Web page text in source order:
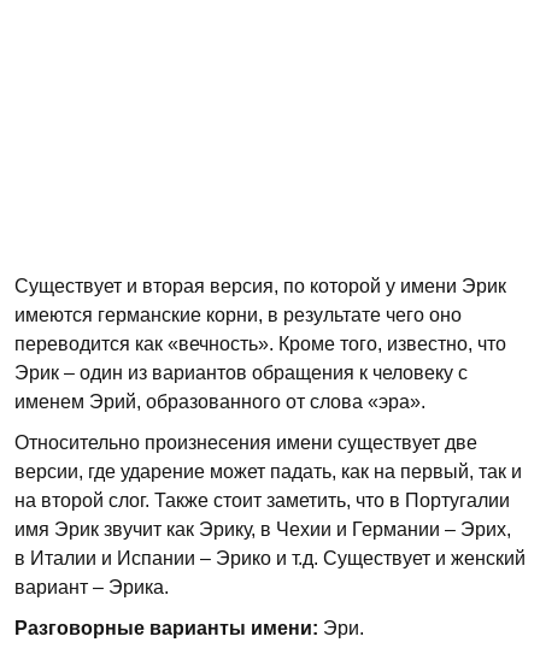
Существует и вторая версия, по которой у имени Эрик
имеются германские корни, в результате чего оно
переводится как «вечность». Кроме того, известно, что
Эрик – один из вариантов обращения к человеку с
именем Эрий, образованного от слова «эра».
Относительно произнесения имени существует две
версии, где ударение может падать, как на первый, так и
на второй слог. Также стоит заметить, что в Португалии
имя Эрик звучит как Эрику, в Чехии и Германии – Эрих,
в Италии и Испании – Эрико и т.д. Существует и женский
вариант – Эрика.
Разговорные варианты имени: Эри.